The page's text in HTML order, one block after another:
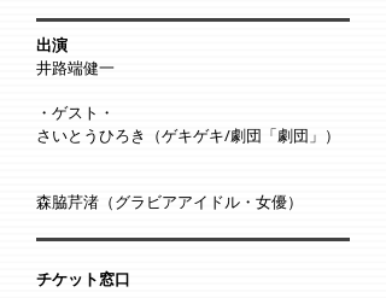
出演
井路端健一
・ゲスト・
さいとうひろき（ゲキゲキ/劇団「劇団」）
森脇芹渚（グラビアアイドル・女優）
チケット窓口